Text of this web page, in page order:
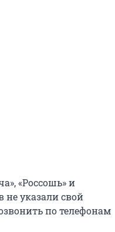
«Россошь» и
не указали свой
по телефонам